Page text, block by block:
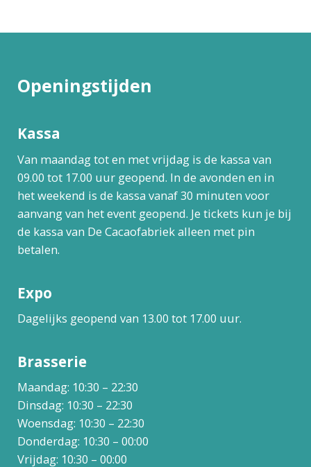
Openingstijden
Kassa
Van maandag tot en met vrijdag is de kassa van
09.00 tot 17.00 uur geopend. In de avonden en in
het weekend is de kassa vanaf 30 minuten voor
aanvang van het event geopend. Je tickets kun je bij
de kassa van De Cacaofabriek alleen met pin
betalen.
Expo
Dagelijks geopend van 13.00 tot 17.00 uur.
Brasserie
Maandag: 10:30 – 22:30
Dinsdag: 10:30 – 22:30
Woensdag: 10:30 – 22:30
Donderdag: 10:30 – 00:00
Vrijdag: 10:30 – 00:00